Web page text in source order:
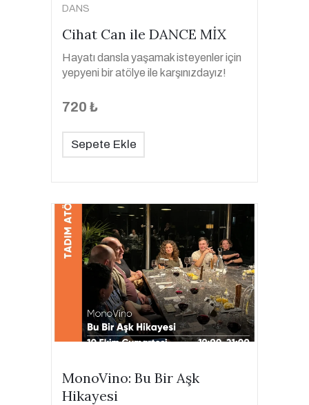
DANS
Cihat Can ile DANCE MİX
Hayatı dansla yaşamak isteyenler için
yepyeni bir atölye ile karşınızdayız!
720 ₺
Sepete Ekle
MonoVino: Bu Bir Aşk
Hikayesi